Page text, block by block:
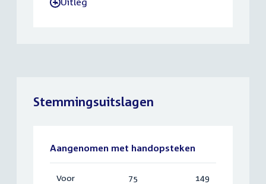
-
Stemmingsuitslagen
Aangenomen met handopsteken
Voor:
75 149